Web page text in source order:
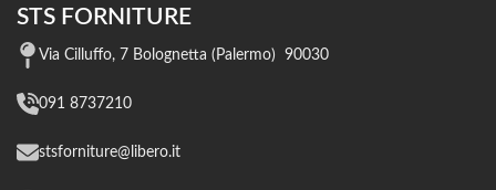
STS FORNITURE
Via Cilluffo, 7 Bolognetta (Palermo) 90030
091 8737210
stsforniture@libero.it